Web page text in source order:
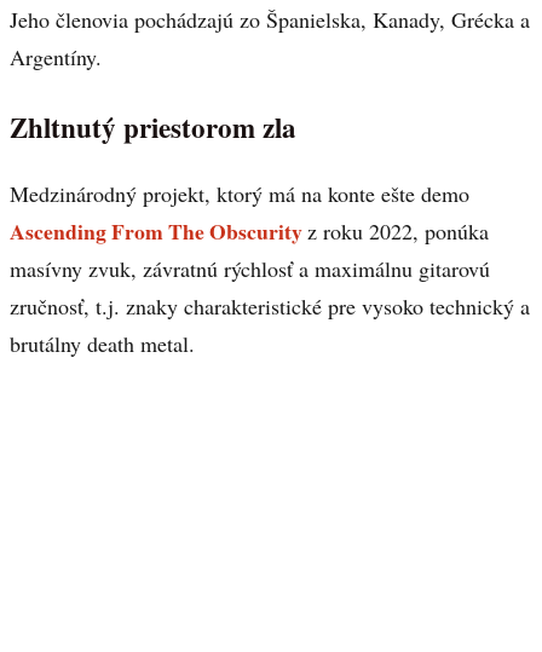
Jeho členovia pochádzajú zo Španielska, Kanady, Grécka a
Argentíny.
Zhltnutý priestorom zla
Medzinárodný projekt, ktorý má na konte ešte demo
Ascending From The Obscurity z roku 2022, ponúka
masívny zvuk, závratnú rýchlosť a maximálnu gitarovú
zručnosť, t.j. znaky charakteristické pre vysoko technický a
brutálny death metal.